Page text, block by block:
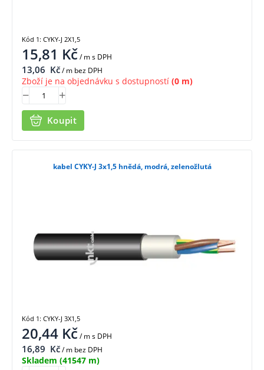
15,81 Kč/ ms DPH
13,06 Kč/ m bez DPH
Zboží je na objednávku s dostupností (0 m)
Koupit
Kód 1: CYKY-J 2X1,5
kabel CYKY-J 3x1,5 hnědá, modrá, zelenožlutá
20,44 Kč/ ms DPH
16,89 Kč/ m bez DPH
Skladem (41547 m)
Kód 1: CYKY-J 3X1,5